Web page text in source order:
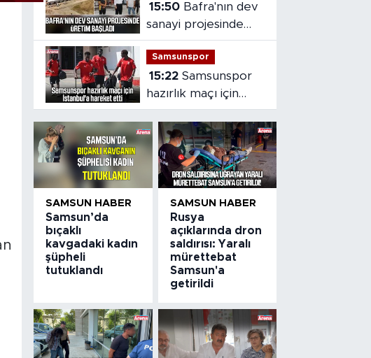
15:50
sanayi projesinde
üretim başladı
Samsunspor
15:22 Samsunspor
hazırlık maçı için
İstanbul'a hareket
etti
SAMSUN HABER
Samsun’da
bıçaklı
kavgadaki kadın
şüpheli
tutuklandı
SAMSUN HABER
Rusya
açıklarında dron
saldırısı: Yaralı
mürettebat
Samsun'a
getirildi